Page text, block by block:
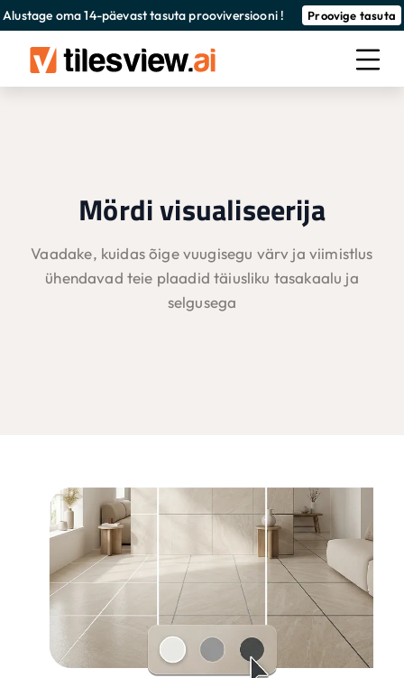
Alustage oma 14-päevast tasuta prooviversiooni ! Proovige tasuta
Mördi visualiseerija
Vaadake, kuidas õige vuugisegu värv ja viimistlus
ühendavad teie plaadid täiusliku tasakaalu ja
selgusega